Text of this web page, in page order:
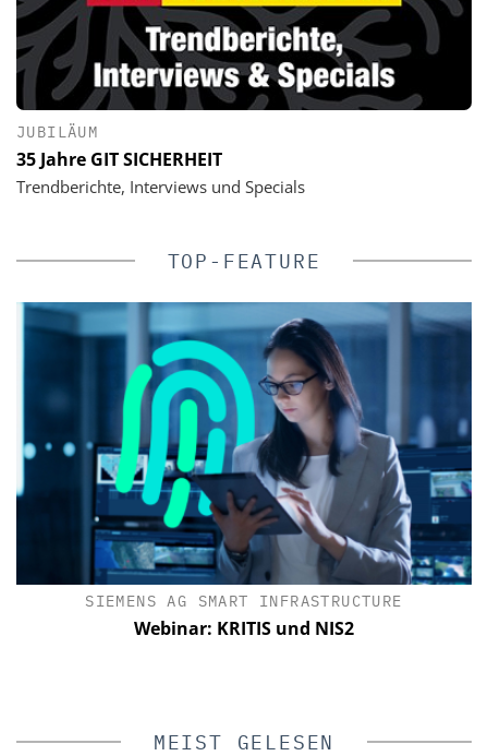
JUBILÄUM
35 Jahre GIT SICHERHEIT
Trendberichte, Interviews und Specials
TOP-FEATURE
SIEMENS AG SMART INFRASTRUCTURE
Webinar: KRITIS und NIS2
MEIST GELESEN